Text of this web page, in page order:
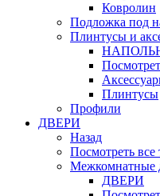
Ковролин
Подложка под
Плинтусы и
Плинтусы
Профили
ДВЕРИ
Назад
Посмотреть все
Межкомнатные
ДВЕРИ